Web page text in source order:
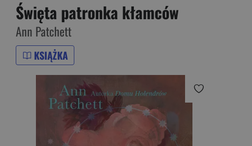
Święta patronka kłamców
Ann Patchett
KSIĄŻKA